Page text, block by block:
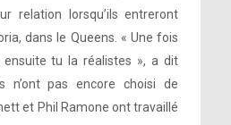
relation lorsqu’ils entreront
dans le Queens. « Une fois
tu la réalistes », a dit
n’ont pas encore choisi de
et Phil Ramone ont travaillé